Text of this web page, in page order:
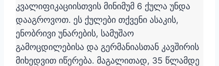
კვალიფიკაციისთვის მინიმუმ 6 ქულა უნდა
დააგროვოთ. ეს ქულები თქვენი ასაკის,
ენობრივი უნარების, სამუშაო
გამოცდილებისა და გერმანიასთან კავშირის
მიხედვით იწერება. მაგალითად, 35 წლამდე